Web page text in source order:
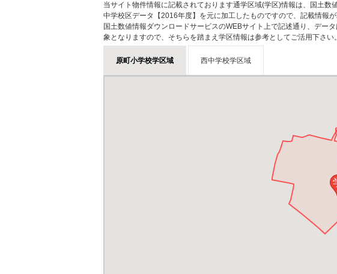
当サイト物件情報に記載されております通学区域(学区)情報は、国土
中学校区データ【2016年度】を元に加工したものですので、記載情報
国土数値情報ダウンロードサービスのWEBサイト上で記述通り、デー
象となりますので、そちらを踏まえ学区情報は参考としてご活用下さい。
原町小学校学区域 西中学校学区域